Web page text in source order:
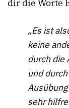
dir die Worte
„Es ist
keine
durch die
und
sehr